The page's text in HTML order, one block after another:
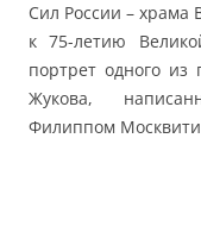
Сил России – храма
к 75-летию
портрет одного
Жукова,
Филиппом